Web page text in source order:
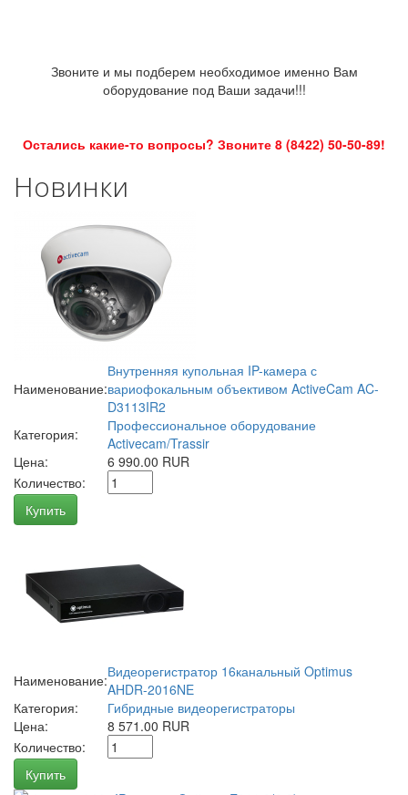
Звоните и мы подберем необходимое именно Вам
оборудование под Ваши задачи!!!
Остались какие-то вопросы? Звоните 8 (8422) 50-50-89!
Новинки
Наименование:
Внутренняя купольная IP-камера с
вариофокальным объективом ActiveCam AC-
D3113IR2
Категория:
Профессиональное оборудование
Activecam/Trassir
Цена:
6 990.00 RUR
Количество:
Купить
Наименование:Видеорегистратор 16канальный Optimus
AHDR-2016NE
Категория:
Гибридные видеорегистраторы
Цена:
8 571.00 RUR
Количество:
Купить